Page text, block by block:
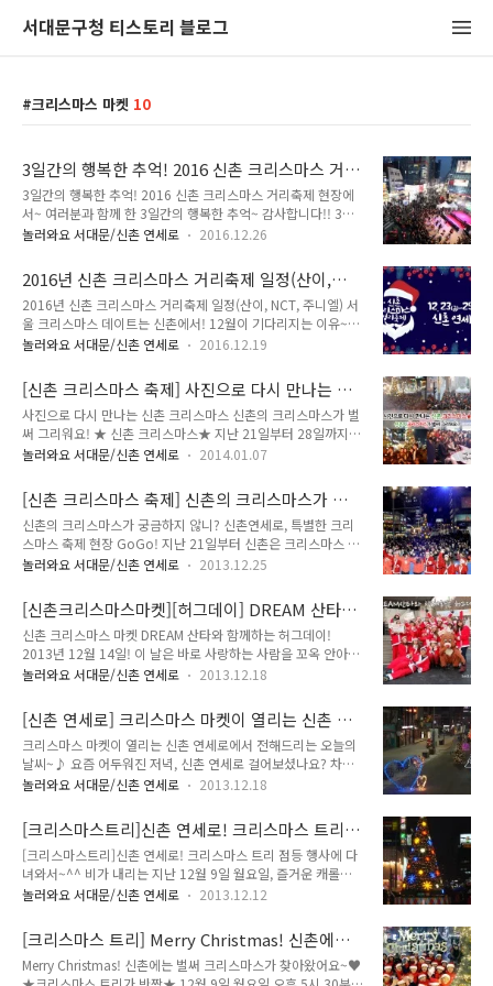
서대문구청 티스토리 블로그
크리스마스 마켓 10
3일간의 행복한 추억! 2016 신촌 크리스마스 거
리축제 현장에서~
3일간의 행복한 추억! 2016 신촌 크리스마스 거리축제 현장에
서~ 여러분과 함께 한 3일간의 행복한 추억~ 감사합니다!! 3일
이란 시간이 너무 짧게만 느껴졌어요.. ㅠㅠ '2016 신촌 크리스
제 현장으로 GO GO ~ #. 찍으면 화보가 되는 포토존! 신촌 곳곳
자리잡은 다양한 포토존!!! 카메라를 켠다! 사진을 찍는다! 그럼
화보 완성~~~ 화보, 모 특별한거 있나요? 신촌에서는 누구나 화
보 속 주인공 이였답니다 ^^ #. 흥 폭발! 크리스마스 콘서트! 정
성호씨의 재치있는 진행과 성대모사 퍼레이드!! 그리고 폭풍 가
swag!!!! 추운 날씨도 이겨내 버린 산이의 열정적인..
놀러와요 서대문/신촌 연세로 2016.12.26
2016년 신촌 크리스마스 거리축제 일정(산이,
NCT, 주니엘) 서울 크리스마스 데이트는 신촌에
서!
2016년 신촌 크리스마스 거리축제 일정(산이, NCT, 주니엘) 서
울 크리스마스 데이트는 신촌에서! 12월이 기다리지는 이유~?
바로 크리스마스 때문 아닐까요! 그리고 또 드는 생각! '크리스마
기가 한번에 해결해 드릴게요~ ^^ 주저 말고 '신촌'으로 오세요
~ '2016 신촌 크리스마스 거리축제'에서 함께 하세요 이번 축제
의 컨셉, 어린아이부터 어르신들까지 모두 즐길 수 있다는 점!!
신촌 연세로 500m에서 펼쳐지는 크리스마스 거리축제~ tong
지기와 함께 알아봐요 ^0^ 2016년 신촌 크리스마스 거리축제
용 ● 크리스마스 콘서트 - 23일 오후 7시..
놀러와요 서대문/신촌 연세로 2016.12.19
[신촌 크리스마스 축제] 사진으로 다시 만나는 신
촌 크리스마스★ 신촌의 크리스마스가 벌써 그리
워요~!
사진으로 다시 만나는 신촌 크리스마스 신촌의 크리스마스가 벌
써 그리워요! ★ 신촌 크리스마스★ 지난 21일부터 28일까지
연세대 정문 앞 굴다리에서 신촌전철역에 이르는 500m 구간에
걷고 싶은 거리'로 만들기 위해 추진한 대중교통전용지구 조성
공사 후 처음 개최되었던 행사였죠! 에서는 연하장, 도자기 인형,
모자, 장갑, 완구 등 성인과 어린이를 위한 다양한 크리스마스 선
물용품을 만날 수 있었고, 에서는 홍익문고, 서해문집, 유어마인
드, 책방피노키오 등 서점과 출판사가 참여해 '연세로 문학의 거
전시했습니다. 3관 은 독일, 프랑스, 영국, 핀란드, 미국, 리투아
니아의 클럽이 운영되어 ..
놀러와요 서대문/신촌 연세로 2014.01.07
[신촌 크리스마스 축제] 신촌의 크리스마스가 궁
금하지 않니?
신촌의 크리스마스가 궁금하지 않니? 신촌연세로, 특별한 크리
스마스 축제 현장 GoGo! 지난 21일부터 신촌은 크리스마스 분
위기로 들떠 있습니다. 신촌 연세로에는 크리스마스 트리로 반짝
특별한 크리스마스 추억이 되겠죠?^^ 밴드 장미여관과 로맨틱
펀치 개막축하공연을 시작으로 8일간의 축제가 펼쳐지고 있답
니다. 특별한 대규모 크리스마스 마켓이 열리고 있구요, 23일에
는 연세로 '문학의 거리'에 김남조, 조정래, 이어령, 유안진, 이근
배, 정호승, 도종환 작가님이 참석하여 핸드프린팅 제막도 하였
크리스마스마켓 기간 매일 저녁 7시에는 8명의 DJ가 잇달아 출
연해 음악을 들려줍니다. 대규모 마..
놀러와요 서대문/신촌 연세로 2013.12.25
[신촌크리스마스마켓][허그데이] DREAM 산타와
함께하는 허그데이!
신촌 크리스마스 마켓 DREAM 산타와 함께하는 허그데이!
2013년 12월 14일! 이 날은 바로 사랑하는 사람을 꼬옥 안아주
는 HUG DAY였던거, 다들 알고 계셨나요? 허그데이를 맞아 신
DREAM산타들이 신촌 거리로 여러분을 만나러 찾아갔답니다~
지금부터 즐거웠던 그 날의 현장을 같이 보실까요? Go Go! 여
기서 잠깐! 신촌 크리스마스 마켓의 목적에 대해 알아볼까요? 신
촌 연세로(신촌역~연세대 정문)가 '대중교통 전용지구'로 지정
되면서, 시민들이 즐길 수 있는 문화 공간으로 거듭나려고 해요.
하는 것이 크리스마스 마켓의 목적이랍니다! 걷고 싶은 거리, 다
시 오고 싶은 거리, 문학의..
놀러와요 서대문/신촌 연세로 2013.12.18
[신촌 연세로] 크리스마스 마켓이 열리는 신촌 연
세로에서 전하는 오늘의 날씨<MBC 뉴스투데이
촬영>
크리스마스 마켓이 열리는 신촌 연세로에서 전해드리는 오늘의
날씨~♪ 요즘 어두워진 저녁, 신촌 연세로 걸어보셨나요? 차량
이 다니지 않는 연세로는 지금 크리스마스 트리로 반짝이고 있습
써부터 마음이 들뜬답니다. ^^* 21일부터 29일까지는 이 거리
에 크리스마스 마켓이 열려 더욱더 풍성한 크리스마스를 즐길 수
있겠지요?!! 12월 18일 오전 6시 생방송으로 방영된 MBC 뉴스
투데이는 오늘 신촌 연세로를 배경으로 날씨를 방송했어요! 날
씨를 보는 내내 눈이 즐거웠답니다. 여기가 어디야 하시는 분! 아
어디서 무엇을 할지 고민하시는 분! TONG이 신촌 크리스마스
마켓 소개해드릴게요^^* 는..
놀러와요 서대문/신촌 연세로 2013.12.18
[크리스마스트리]신촌 연세로! 크리스마스 트리
점등 행사에 다녀와서~^^
[크리스마스트리]신촌 연세로! 크리스마스 트리 점등 행사에 다
녀와서~^^ 비가 내리는 지난 12월 9일 월요일, 즐거운 캐롤이
울려 퍼졌던 크리스마스 트리 점등행사에 다녀왔습니다. 차 없는
불을 밝히며 한해를 정리하고 새해를 소망하는 마음들이 모여 즐
거운 시간을 가졌는데요, TONG이 신촌 연세로에서 크리스마스
기분을 만끽하고 돌아왔답니다. 그 현장에 함께 가시죠? ^^ 조
놀러와요 서대문/신촌 연세로 2013.12.12
[크리스마스 트리] Merry Christmas! 신촌에는
벌써 크리스마스가 찾아왔어요~♥
Merry Christmas! 신촌에는 벌써 크리스마스가 찾아왔어요~♥